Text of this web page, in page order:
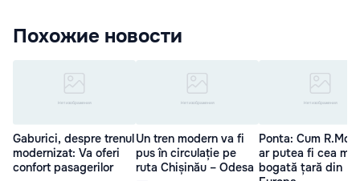
Похожие новости
Gaburici, despre trenul
modernizat: Va oferi
confort pasagerilor
Un tren modern va fi
pus în circulație pe
ruta Chișinău – Odesa
Ponta: Cum
ar putea fi cea mai
bogată țară din